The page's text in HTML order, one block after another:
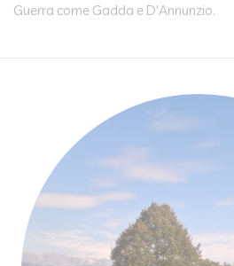
Guerra come Gadda e D'Annunzio.